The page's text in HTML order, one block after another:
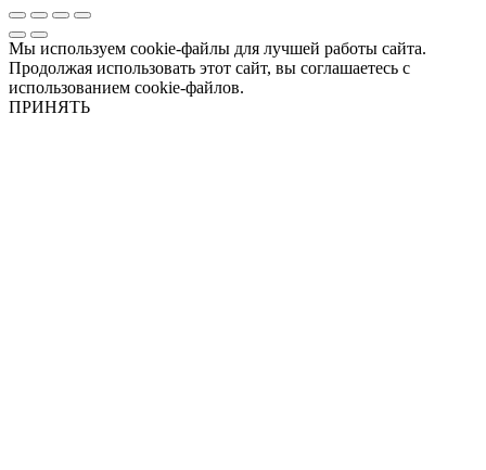
Мы используем cookie-файлы для лучшей работы сайта.
Продолжая использовать этот сайт, вы соглашаетесь с
использованием cookie-файлов.
ПРИНЯТЬ